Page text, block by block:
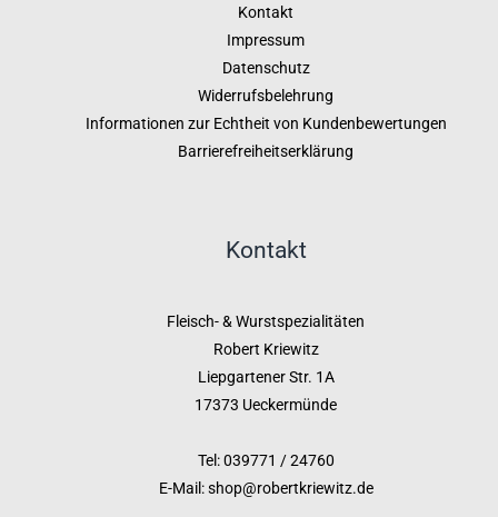
Kontakt
Impressum
Datenschutz
Widerrufsbelehrung
Informationen zur Echtheit von Kundenbewertungen
Barrierefreiheitserklärung
Kontakt
Fleisch- & Wurstspezialitäten
Robert Kriewitz
Liepgartener Str. 1A
17373 Ueckermünde
Tel: 039771 / 24760
E-Mail: shop@robertkriewitz.de